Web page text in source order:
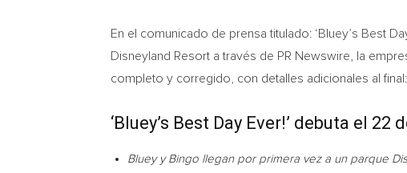
En el comunicado de prensa titulado: ‘Bluey’s Best
Disneyland Resort a través de PR Newswire, la
completo y corregido, con detalles adicionales al final:
‘Bluey’s Best Day Ever!’ debuta el
Bluey y Bingo llegan por primera vez a un parque